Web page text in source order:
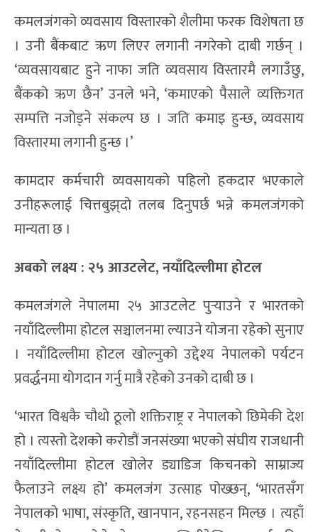
कमलजंगको व्यवसाय विस्तारको शैलीमा फरक विशेषता छ
। उनी बैंकबाट ऋण लिएर लगानी नगरेको दाबी गर्छन् ।
‘व्यवसायबाट हुने नाफा जति व्यवसाय विस्तारमै लगाउँछु,
बैंकको ऋण छैन’ उनले भने, ‘कमाएको पैसाले व्यक्तिगत
सम्पत्ति नजोड्ने संकल्प छ । जति कमाइ हुन्छ, व्यवसाय
विस्तारमा लगानी हुन्छ ।’
कामदार कर्मचारी व्यवसायको पहिलो हकदार भएकाले
उनीहरूलाई चित्तबुझ्‌दो तलब दिनुपर्छ भन्ने कमलजंगको
मान्यता छ ।
अबको लक्ष्य : २५ आउटलेट, नयाँदिल्लीमा होटल
कमलजंगले नेपालमा २५ आउटलेट पुर्‍याउने र भारतको
नयाँदिल्लीमा होटल सञ्चालनमा ल्याउने योजना रहेको सुनाए
। नयाँदिल्लीमा होटल खोल्नुको उद्देश्य नेपालको पर्यटन
प्रवर्द्धनमा योगदान गर्नु मात्रै रहेको उनको दाबी छ ।
‘भारत विश्वकै चौथो ठूलो शक्तिराष्ट्र र नेपालको छिमेकी देश
हो । त्यस्तो देशको करोडौं जनसंख्या भएको संघीय राजधानी
नयाँदिल्लीमा होटल खोलेर ड्याडिज किचनको साम्राज्य
फैलाउने लक्ष्य हो’ कमलजंग उत्साह पोख्छन्, ‘भारतसँग
नेपालको भाषा, संस्कृति, खानपान, रहनसहन मिल्छ । त्यहाँ